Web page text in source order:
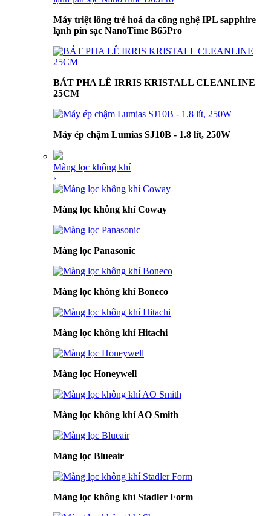
Máy triệt lông trẻ hoá da công nghệ IPL sapphire
lạnh pin sạc NanoTime B65Pro
BÁT PHA LÊ IRRIS KRISTALL CLEANLINE
25CM
Máy ép chậm Lumias SJ10B - 1.8 lít, 250W
Màng lọc không khí
›
Màng lọc không khí Coway
Màng lọc Panasonic
Màng lọc không khí Boneco
Màng lọc không khí Hitachi
Màng lọc Honeywell
Màng lọc không khí AO Smith
Màng lọc Blueair
Màng lọc không khí Stadler Form